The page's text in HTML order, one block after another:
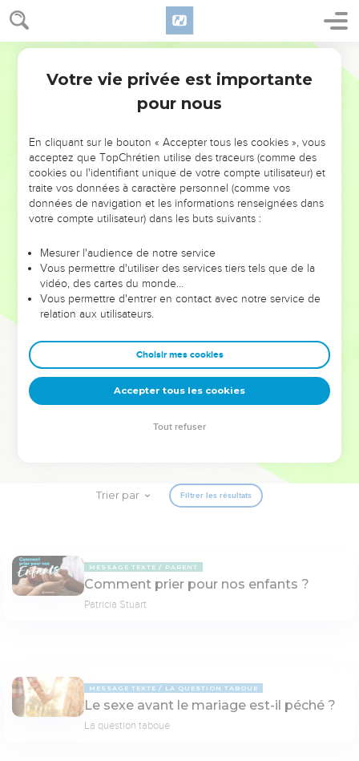
NE MANQUEZ PAS L’ÉVÉNEMENT
DE L’ANNÉE !
ET SI LEURS ERREURS POUVAIENT VOUS ÉVITER LES
VOTRES ?
leur foi ou leur vision. Mais on voit moins les doutes, les erreurs
et les saisons difficiles qu'ils ont traversés, alors même que ce
sont elles qui les ont façonnés.
Dans cette conférence, leaders, entrepreneurs, et responsables
clés pour avancer avec plus de sagesse afin que leurs erreurs
deviennent vos tremplins. Que vous guidiez un ministère, une
équipe, un groupe ou une famille, leur expérience est faite
pour vous.
Trier par Filtrer les résultats
MESSAGE TEXTE PARENT
Comment prier pour nos enfants ?
Patricia Stuart
MESSAGE TEXTE LA QUESTION TABOUE
Le sexe avant le mariage est-il péché ?
La question taboue
Votre vie privée est importante
pour nous
En cliquant sur le bouton « Accepter tous les cookies », vous
acceptez que TopChrétien utilise des traceurs (comme des
cookies ou l'identifiant unique de votre compte utilisateur) et
traite vos données à caractère personnel (comme vos
données de navigation et les informations renseignées dans
votre compte utilisateur) dans les buts suivants :
Mesurer l'audience de notre service
Vous permettre d'utiliser des services tiers tels que de la
vidéo, des cartes du monde…
Vous permettre d'entrer en contact avec notre service de
relation aux utilisateurs.
Choisir mes cookies
Accepter tous les cookies
Tout refuser